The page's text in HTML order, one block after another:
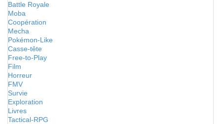
Battle Royale
Moba
Coopération
Mecha
Pokémon-Like
Casse-tête
Free-to-Play
Film
Horreur
FMV
Survie
Exploration
Livres
Tactical-RPG